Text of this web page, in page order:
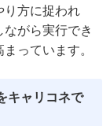
り方に捉われ
がら実行でき
っています。
キャリコネで